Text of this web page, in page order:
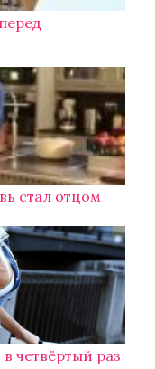
стал отцом
четвёртый раз